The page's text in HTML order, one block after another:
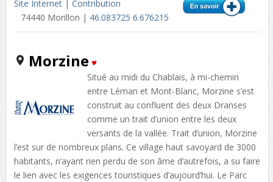
Site Internet| Contribution
74440 Morillon | 46.083725 6.676215
Morzine
Situé au midi du Chablais, à mi-chemin
entre Léman et Mont-Blanc, Morzine s’est
construit au confluent des deux Dranses
comme un trait d’union entre les deux
versants de la vallée. Trait d’union, Morzine
l’est sur de nombreux plans. Ce village haut savoyard de 3000
habitants, n’ayant rien perdu de son âme d’autrefois, a su faire
le lien avec les exigences touristiques d’aujourd’hui. Le Parc